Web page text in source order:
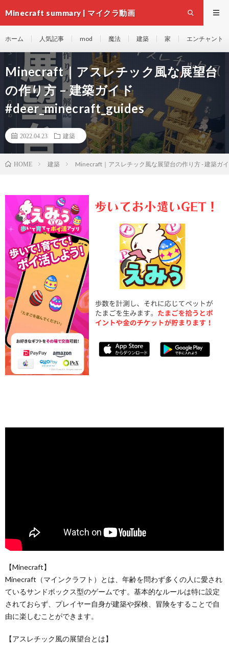
Minecraft summary | マイクラ動画
ホーム 人気記事 mod 魔法 建築 家 エンチャント
Minecraft｜アスレチック風な展望台
の作り方 – 建築ガイド
#deer_minecraft_guides
2022.04.23 建築
HOME 建築 Minecraft｜アスレチック風な展望台の作り方 - 建築ガ
【Minecraft】
Minecraft（マインクラフト）とは、年齢を問わず多くの人に愛され
ているサンドボックス型のゲームです。基本的なルールは特に設定
されておらず、プレイヤー自身が建築や探検、冒険をすることで自
由に楽しむことができます。
【アスレチック風の展望台とは】